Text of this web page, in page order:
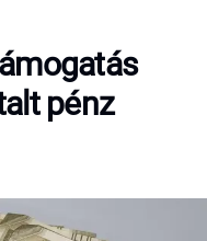
pénz